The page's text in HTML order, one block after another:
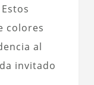
colores
al
invitado